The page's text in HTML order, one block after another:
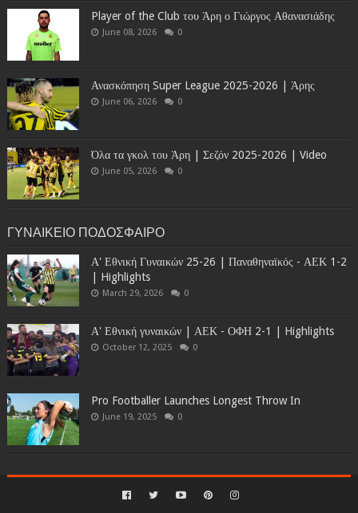
Player of the Club του Άρη ο Γιώργος Αθανασιάδης
June 08, 2026 0
Ανασκόπηση Super League 2025-2026 | Άρης
June 06, 2026 0
Όλα τα γκολ του Άρη | Σεζόν 2025-2026 | Video
June 05, 2026 0
ΓΥΝΑΙΚΕΙΟ ΠΟΔΟΣΦΑΙΡΟ
Α' Εθνική Γυναικών 25-26 | Παναθηναϊκός - ΑΕΚ 1-2
| Highlights
March 29, 2026 0
Α' Εθνική γυναικών | ΑΕΚ - ΟΦΗ 2-1 | Highlights
October 12, 2025 0
Pro Footballer Launches Longest Throw In
June 19, 2025 0